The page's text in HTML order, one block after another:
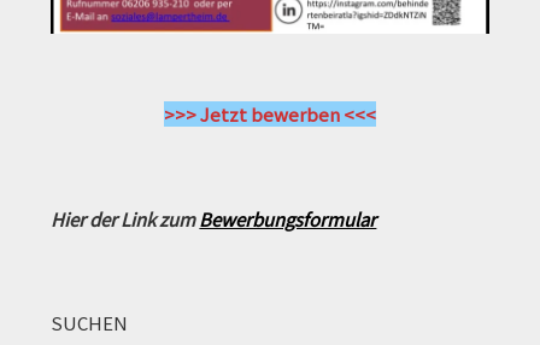
>>> Jetzt bewerben <<<
Hier der Link zumBewerbungsformular
SUCHEN